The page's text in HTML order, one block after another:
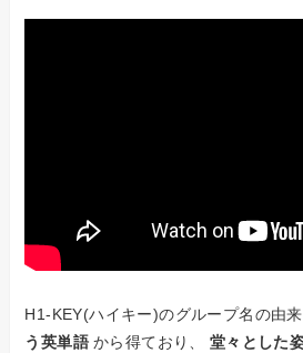
H1-KEY(ハイキー)のグループ名の由
う英単語 から得ており、
堂々とした